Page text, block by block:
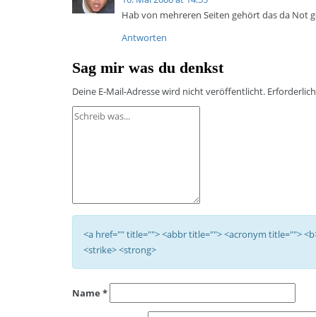
Hab von mehreren Seiten gehört das da Not
Antworten
Sag mir was du denkst
Deine E-Mail-Adresse wird nicht veröffentlicht.
<a href="" title=""> <abbr title=""> <acronym title="">
<strike> <strong>
Name *